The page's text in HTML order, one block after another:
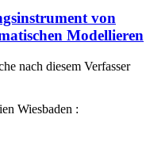
von
Modellieren
nach diesem Verfasser
Wiesbaden :